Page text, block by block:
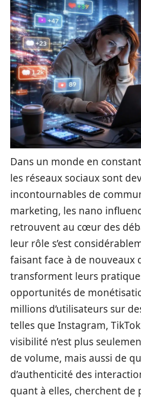
Dans un monde en
les réseaux sociaux sont
incontournables de
marketing, les nano
retrouvent au cœur des
leur rôle s’est
faisant face à de nouveaux
transforment leurs
opportunités de
millions d’utilisateurs sur
telles que Instagram,
visibilité n’est plus
de volume, mais aussi de
d’authenticité des
quant à elles, cherchent de